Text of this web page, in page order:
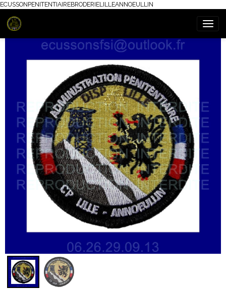
ECUSSONPENITENTIAIREBRODERIELILLEANNOEULLIN